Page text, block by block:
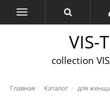
VIS-
collection
Главная Каталог для